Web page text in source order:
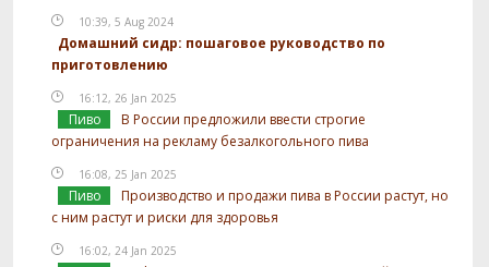
10:39, 5 Aug 2024
Домашний сидр: пошаговое руководство по
приготовлению
16:12, 26 Jan 2025
Пиво
В России предложили ввести строгие
ограничения на рекламу безалкогольного пива
16:08, 25 Jan 2025
Пиво
Производство и продажи пива в России растут, но
с ним растут и риски для здоровья
16:02, 24 Jan 2025